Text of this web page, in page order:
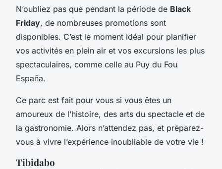
N’oubliez pas que pendant la période de Black
Friday, de nombreuses promotions sont
disponibles. C’est le moment idéal pour planifier
vos activités en plein air et vos excursions les plus
spectaculaires, comme celle au Puy du Fou
España.
Ce parc est fait pour vous si vous êtes un
amoureux de l’histoire, des arts du spectacle et de
la gastronomie. Alors n’attendez pas, et préparez-
vous à vivre l’expérience inoubliable de votre vie !
Tibidabo